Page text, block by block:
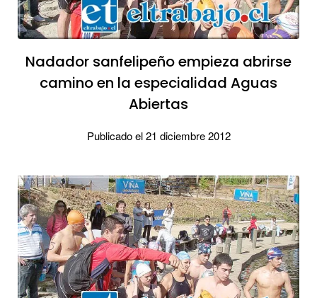
Nadador sanfelipeño empieza abrirse
camino en la especialidad Aguas
Abiertas
Publicado el 21 diciembre 2012